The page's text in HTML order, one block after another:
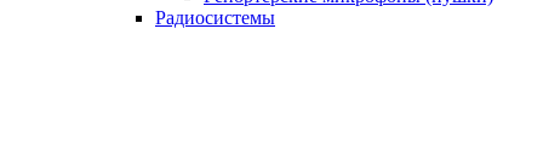
Радиосистемы